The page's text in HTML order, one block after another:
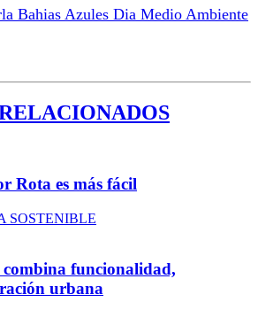
Rota es más fácil
SOSTENIBLE
funcionalidad,
urbana